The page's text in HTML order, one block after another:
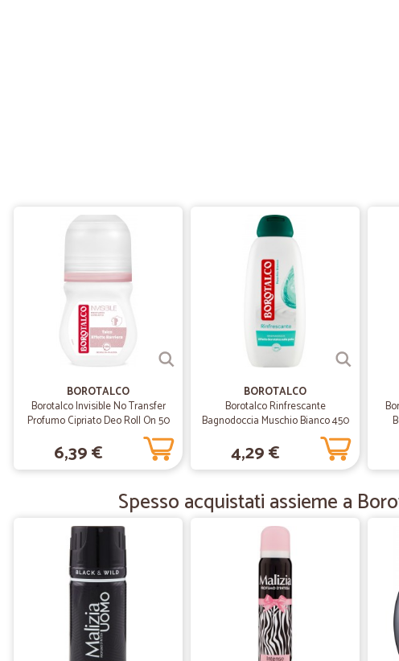
BOROTALCO
Borotalco Invisible No Transfer
Profumo Cipriato Deo Roll On 50
6,39 €
BOROTALCO
Borotalco Rinfrescante
Bagnodoccia Muschio Bianco 450
4,29 €
Spesso acquistati assieme a